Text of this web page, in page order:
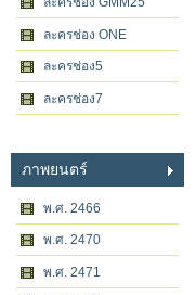
ละครช่อง ONE
ละครช่อง5
ละครช่อง7
ภาพยนตร์
พ.ศ. 2466
พ.ศ. 2470
พ.ศ. 2471